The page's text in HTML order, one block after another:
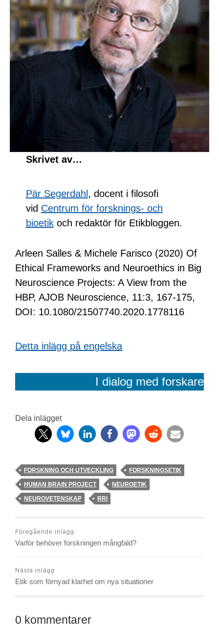
Skrivet av…
Pär Segerdahl , docent i filosofi
vid Centrum för forsknings- och
bioetikoch redaktör för Etikbloggen.
Arleen Salles & Michele Farisco (2020) Of
Ethical Frameworks and Neuroethics in Big
Neuroscience Projects: A View from the
HBP, AJOB Neuroscience, 11:3, 167-175,
DOI: 10.1080/21507740.2020.1778116
Detta inlägg på engelska
I dialog med forskare
Dela inlägget
FORSKNING OCH UTVECKLING FORSKNINGSETIK
HUMAN BRAIN PROJECT NEUROETIK
NEUROVETENSKAP RRI
Föregående inlägg
Varför behöver forskningen mångfald?
Nästa inlägg
Etik som förnyad klarhet om nya situationer
0 kommentarer